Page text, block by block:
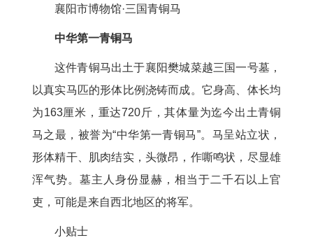
襄阳市博物馆·三国青铜马
中华第一青铜马
这件青铜马出土于襄阳樊城菜越三国一号墓，
以真实马匹的形体比例浇铸而成。它身高、体长均
为163厘米，重达720斤，其体量为迄今出土青铜
马之最，被誉为“中华第一青铜马”。马呈站立状，
形体精干、肌肉结实，头微昂，作嘶鸣状，尽显雄
浑气势。墓主人身份显赫，相当于二千石以上官
吏，可能是来自西北地区的将军。
小贴士